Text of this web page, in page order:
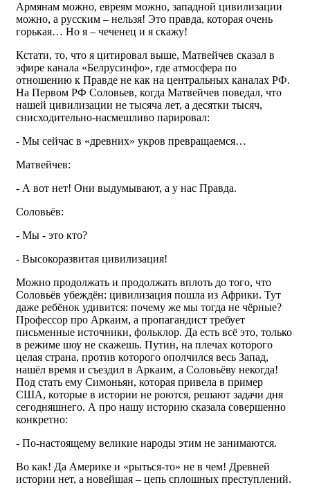
Армянам можно, евреям можно, западной цивилизации
можно, а русским – нельзя! Это правда, которая очень
горькая… Но я – чеченец и я скажу!
Кстати, то, что я цитировал выше, Матвейчев сказал в
эфире канала «Белрусинфо», где атмосфера по
отношению к Правде не как на центральных каналах РФ.
На Первом РФ Соловьев, когда Матвейчев поведал, что
нашей цивилизации не тысяча лет, а десятки тысяч,
снисходительно-насмешливо парировал:
- Мы сейчас в «древних» укров превращаемся…
Матвейчев:
- А вот нет! Они выдумывают, а у нас Правда.
Соловьёв:
- Мы - это кто?
- Высокоразвитая цивилизация!
Можно продолжать и продолжать вплоть до того, что
Соловьёв убеждён: цивилизация пошла из Африки. Тут
даже ребёнок удивится: почему же мы тогда не чёрные?
Профессор про Аркаим, а пропагандист требует
письменные источники, фольклор. Да есть всё это, только
в режиме шоу не скажешь. Путин, на плечах которого
целая страна, против которого ополчился весь Запад,
нашёл время и съездил в Аркаим, а Соловьёву некогда!
Под стать ему Симоньян, которая привела в пример
США, которые в истории не роются, решают задачи дня
сегодняшнего. А про нашу историю сказала совершенно
конкретно:
- По-настоящему великие народы этим не занимаются.
Во как! Да Америке и «рыться-то» не в чем! Древней
истории нет, а новейшая – цепь сплошных преступлений.